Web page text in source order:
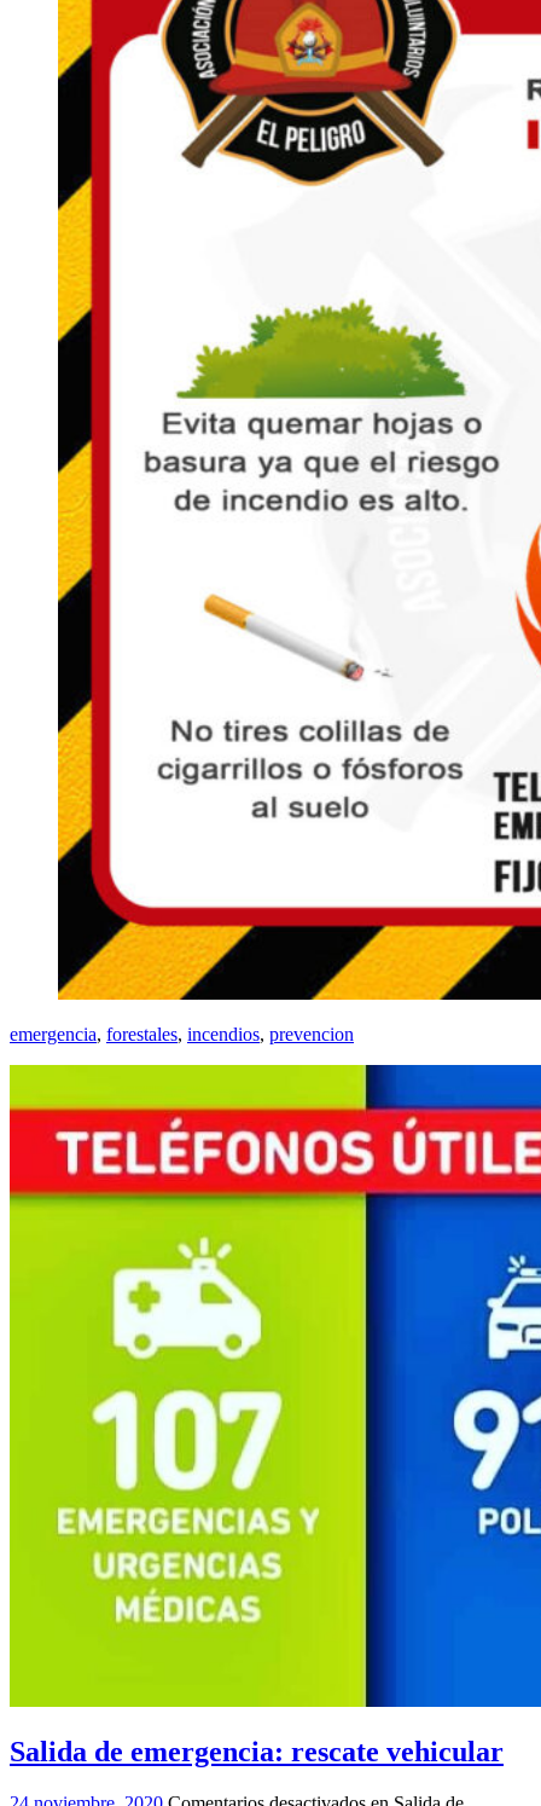
emergencia, forestales, incendios, prevencion
Salida de emergencia: rescate vehicular